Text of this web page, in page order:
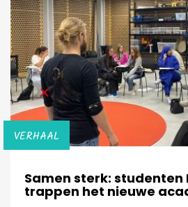
VERHAAL
Samen sterk: studenten
trappen het nieuwe